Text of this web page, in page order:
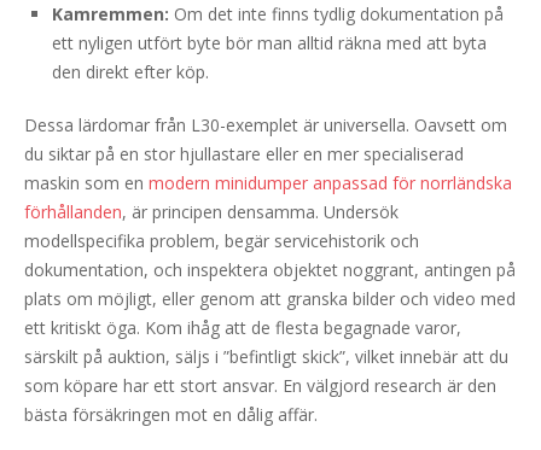
Kamremmen: Om det inte finns tydlig dokumentation på
ett nyligen utfört byte bör man alltid räkna med att byta
den direkt efter köp.
Dessa lärdomar från L30-exemplet är universella. Oavsett om
du siktar på en stor hjullastare eller en mer specialiserad
maskin som en modern minidumper anpassad för norrländska
förhållanden, är principen densamma. Undersök
modellspecifika problem, begär servicehistorik och
dokumentation, och inspektera objektet noggrant, antingen på
plats om möjligt, eller genom att granska bilder och video med
ett kritiskt öga. Kom ihåg att de flesta begagnade varor,
särskilt på auktion, säljs i ”befintligt skick”, vilket innebär att du
som köpare har ett stort ansvar. En välgjord research är den
bästa försäkringen mot en dålig affär.